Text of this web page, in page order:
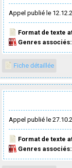
Appel publié le
Format de texte
Genres associés:
Fiche détaillée
Appel publié le
Format de texte
Genres associés: